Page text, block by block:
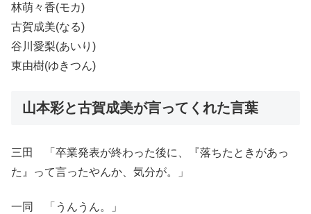
林萌々香(モカ)
古賀成美(なる)
谷川愛梨(あいり)
東由樹(ゆきつん)
山本彩と古賀成美が言ってくれた言葉
三田 「卒業発表が終わった後に、『落ちたときがあっ
た』って言ったやんか、気分が。」
一同 「うんうん。」